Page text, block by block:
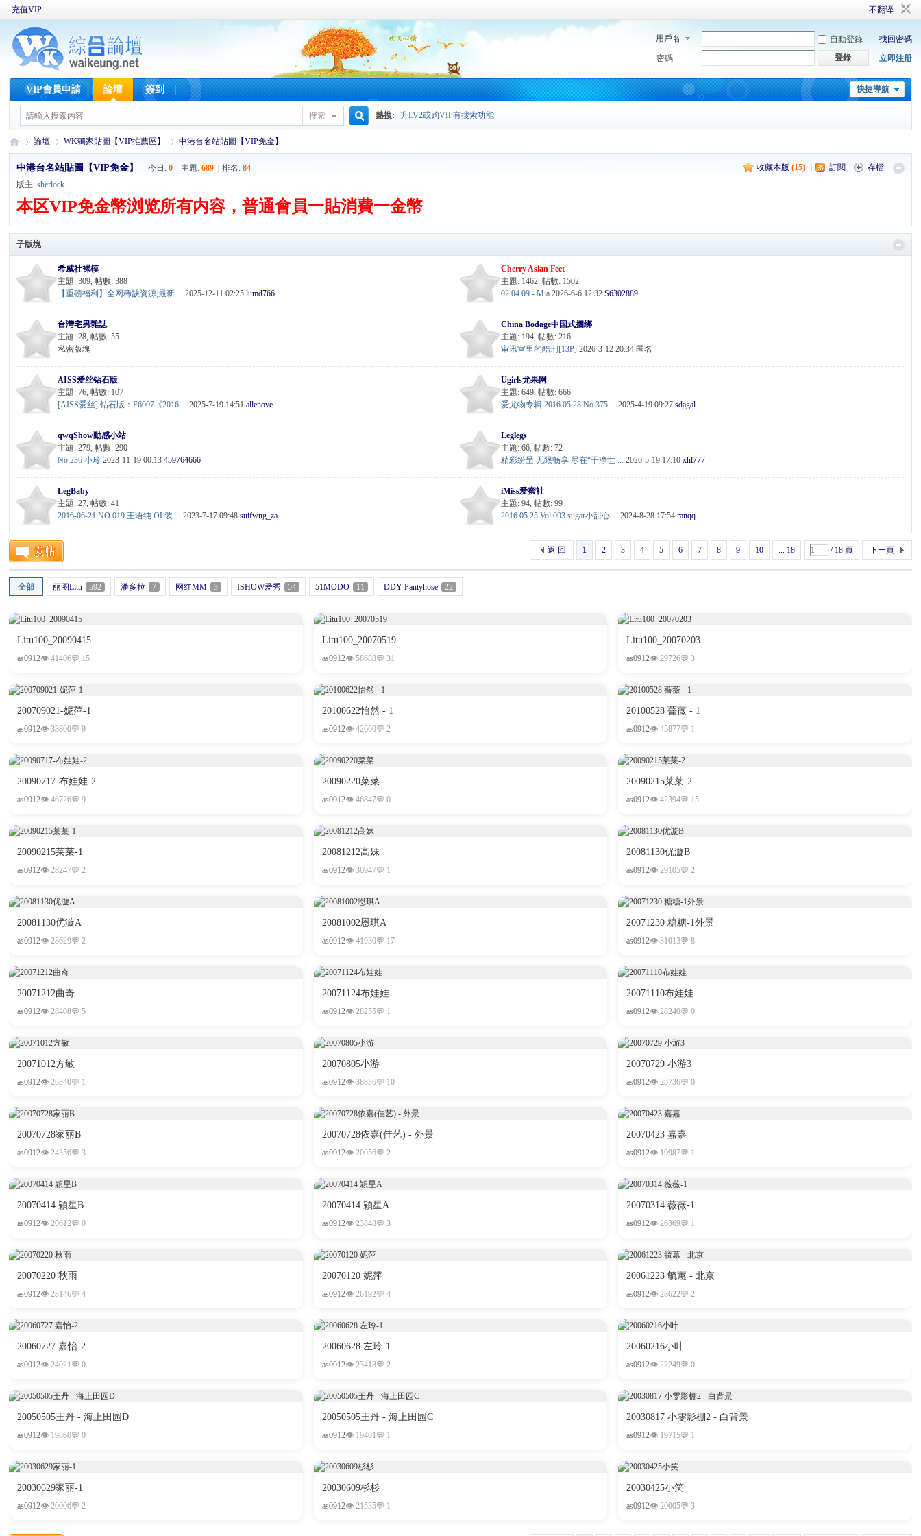
充值VIP 不翻译
用戶名 自動登錄
找回密碼
密碼
登錄 立即注册
快捷導航
VIP會員申請 論壇 簽到
搜索 熱搜: 升LV2或购VIP有搜索功能
合
综
合
»
論壇
›
WK獨家貼圖【VIP推薦區】
›
中港台名站貼圖【VIP免金】
收藏本版 (15) 訂閱 存檔
中港台名站貼圖【VIP免金】 今日:0 主題:689 排名:84
版主:sherlock
本区VIP免金幣浏览所有内容，普通會員一貼消費一金幣
子版塊
希威社裸模
主題: 309,帖數: 388
【重磅福利】全网稀缺资源,最新 ... 2025-12-11 02:25lumd766
Cherry Asian Feet
主題: 1462,帖數: 1502
02.04.09 - Mia 2026-6-6 12:32S6302889
台灣宅男雜誌
主題: 28,帖數: 55
私密版塊
China Bodage中国式捆绑
主題: 194,帖數: 216
审讯室里的酷刑[13P] 2026-3-12 20:34 匿名
AISS爱丝钻石版
主題: 76,帖數: 107
[AISS爱丝] 钻石版：F6007《2016 ... 2025-7-19 14:51allenove
Ugirls尤果网
主題: 649,帖數: 666
爱尤物专辑 2016.05.28 No.375 ... 2025-4-19 09:27sdagal
qwqShow動感小站
主題: 279,帖數: 290
No.236 小玲 2023-11-19 00:13459764666
Leglegs
主題: 66,帖數: 72
精彩纷呈 无限畅享 尽在“干净世 ... 2026-5-19 17:10xhl777
LegBaby
主題: 27,帖數: 41
2016-06-21 NO.019 王语纯 OL装 ... 2023-7-17 09:48suifwng_za
iMiss爱蜜社
主題: 94,帖數: 99
2016.05.25 Vol.093 sugar小甜心 ... 2024-8-28 17:54ranqq
1 2 3 4 5 6 7 8 9 10 ... 18 / 18 頁 下一頁
返 回
全部 丽图Litu 592 潘多拉 7 网红MM 3 ISHOW爱秀 54 51MODO 11 DDY Pantyhose 22
Litu100_20090415
as0912👁 41406💬 15
Litu100_20070519
as0912👁 58688💬 31
Litu100_20070203
as0912👁 29726💬 3
200709021-妮萍-1
as0912👁 33800💬 9
20100622怡然 - 1
as0912👁 42660💬 2
20100528 薔薇 - 1
as0912👁 45877💬 1
20090717-布娃娃-2
as0912👁 46726💬 9
20090220菜菜
as0912👁 46847💬 0
20090215莱莱-2
as0912👁 42394💬 15
20090215莱莱-1
as0912👁 28247💬 2
20081212高妹
as0912👁 30947💬 1
20081130优漩B
as0912👁 29105💬 2
20081130优漩A
as0912👁 28629💬 2
20081002恩琪A
as0912👁 41930💬 17
20071230 糖糖-1外景
as0912👁 31013💬 8
20071212曲奇
as0912👁 28408💬 5
20071124布娃娃
as0912👁 28255💬 1
20071110布娃娃
as0912👁 28240💬 0
20071012方敏
as0912👁 26340💬 1
20070805小游
as0912👁 38836💬 10
20070729 小游3
as0912👁 25736💬 0
20070728家丽B
as0912👁 24356💬 3
20070728依嘉(佳艺) - 外景
as0912👁 20056💬 2
20070423 嘉嘉
as0912👁 19987💬 1
20070414 穎星B
as0912👁 20612💬 0
20070414 穎星A
as0912👁 23848💬 3
20070314 薇薇-1
as0912👁 26369💬 1
20070220 秋雨
as0912👁 28146💬 4
20070120 妮萍
as0912👁 26192💬 4
20061223 毓蕙 - 北京
as0912👁 28622💬 2
20060727 嘉怡-2
as0912👁 24021💬 0
20060628 左玲-1
as0912👁 23418💬 2
20060216小叶
as0912👁 22249💬 0
20050505王丹 - 海上田园D
as0912👁 19860💬 0
20050505王丹 - 海上田园C
as0912👁 19401💬 1
20030817 小雯影棚2 - 白背景
as0912👁 19715💬 1
20030629家丽-1
as0912👁 20006💬 2
20030609杉杉
as0912👁 21535💬 1
20030425小笑
as0912👁 20005💬 3